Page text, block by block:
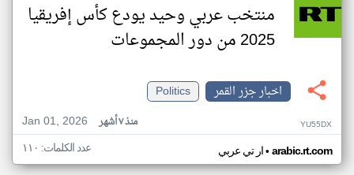
منتخب عربي وحيد يودع كأس إفريقيا
2025 من دور المجموعات
اخبار جزر القمر
Politics
Jan 01, 2026
منذ ٧ أشهر YU55DX
ار تي عربي• arabic.rt.com عدد الكلمات: ١١٠